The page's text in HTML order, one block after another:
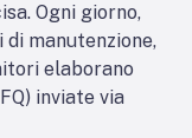
Ogni giorno,
manutenzione,
elaborano
inviate via